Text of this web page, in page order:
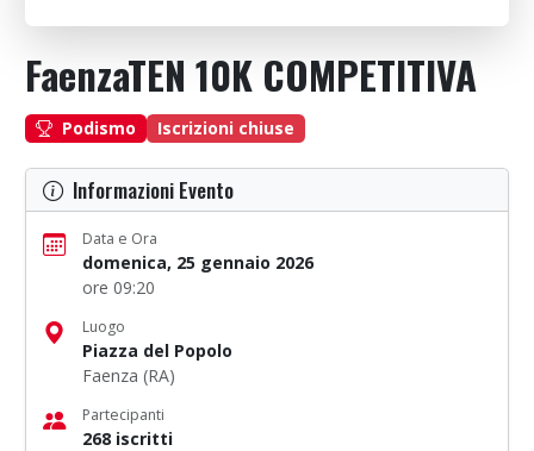
FaenzaTEN 10K COMPETITIVA
Podismo Iscrizioni chiuse
Informazioni Evento
Data e Ora
domenica, 25 gennaio 2026
ore 09:20
Luogo
Piazza del Popolo
Faenza (RA)
Partecipanti
268 iscritti